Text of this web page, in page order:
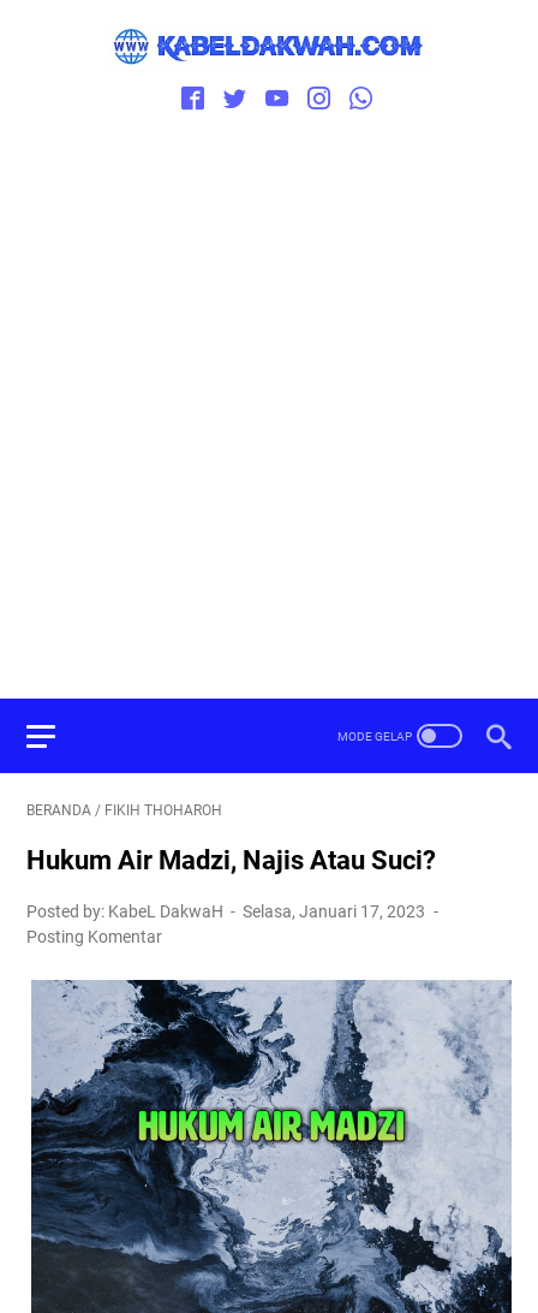
BERANDA / FIKIH THOHAROH
Hukum Air Madzi, Najis Atau Suci?
Posted by: KabeL DakwaH
Selasa, Januari 17, 2023
Posting Komentar